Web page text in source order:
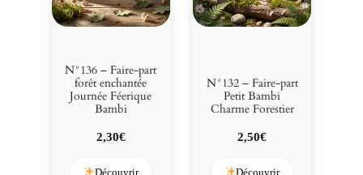
N°136 – Faire-part
forêt enchantée
Journée Féerique
Bambi
2,30€
Découvrir
N°132 – Faire-part
Petit Bambi
Charme Forestier
2,50€
Découvrir